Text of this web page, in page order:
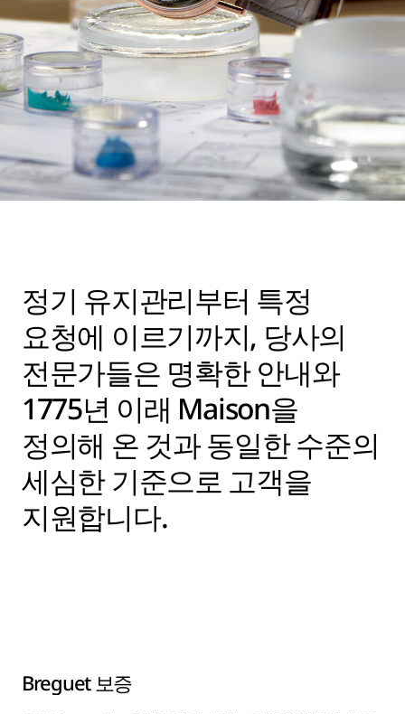
정기 유지관리부터 특정
요청에 이르기까지, 당사의
전문가들은 명확한 안내와
1775년 이래 Maison을
정의해 온 것과 동일한 수준의
세심한 기준으로 고객을
지원합니다.
Breguet 보증